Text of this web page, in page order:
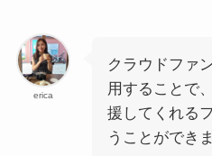
erica
クラウドファ
用することで
援してくれる
うことができ